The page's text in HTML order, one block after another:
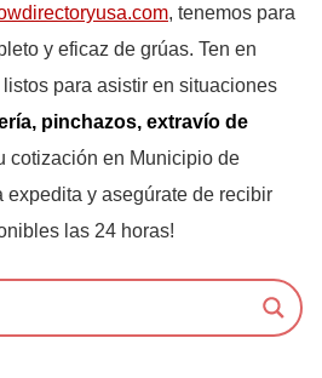
, tenemos para
y eficaz de grúas. Ten en
para asistir en situaciones
pinchazos, extravío de
cotización en Municipio de
expedita y asegúrate de recibir
las 24 horas!